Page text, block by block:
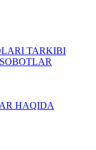
TARKIBI
HAQIDA